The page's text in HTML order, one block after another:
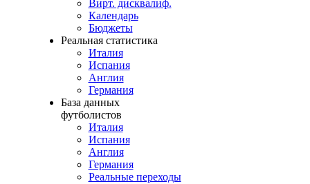
Вирт. дисквалиф.
Календарь
Бюджеты
Реальная статистика
Италия
Испания
Англия
Германия
База данных
футболистов
Италия
Испания
Англия
Германия
Реальные переходы